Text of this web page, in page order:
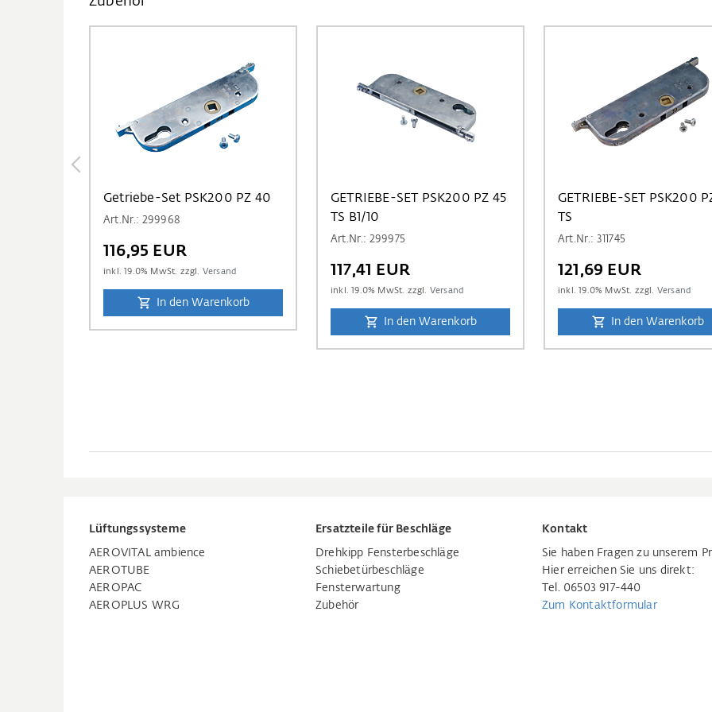
Getriebe-Set PSK200 PZ 40
Art.Nr.: 299968
116,95 EUR
inkl.19.0% MwSt. zzgl. Versand
In den Warenkorb
GETRIEBE-SET PSK200 PZ 45
TS B1/10
Art.Nr.: 299975
117,41 EUR
inkl.19.0% MwSt. zzgl. Versand
In den Warenkorb
GETRIEBE-SET PSK200
TS
Art.Nr.: 311745
121,69 EUR
inkl.19.0% MwSt. zzgl. Versand
In den Warenkorb
Lüftungssysteme
AEROVITAL ambience
AEROTUBE
AEROPAC
AEROPLUS WRG
Ersatzteile für Beschläge
Drehkipp Fensterbeschläge
Schiebetürbeschläge
Fensterwartung
Zubehör
Kontakt
Sie haben Fragen zu unserem
Hier erreichen Sie uns direkt:
Tel. 06503 917-440
Zum Kontaktformular